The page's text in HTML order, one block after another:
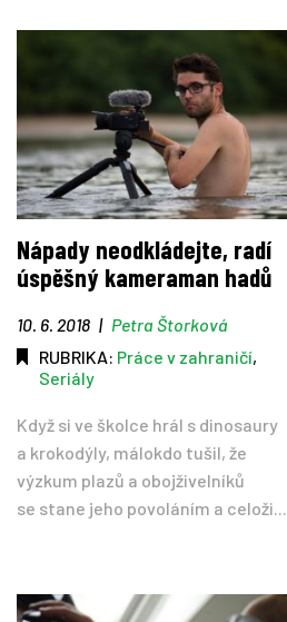
Nápady neodkládejte, radí
úspěšný kameraman hadů
10. 6. 2018 | Petra Štorková
RUBRIKA: Práce v zahraničí,
Seriály
Když si ve školce hrál s dinosaury
a krokodýly, málokdo tušil, že
výzkum plazů a obojživelníků
se stane jeho povoláním a celoži...